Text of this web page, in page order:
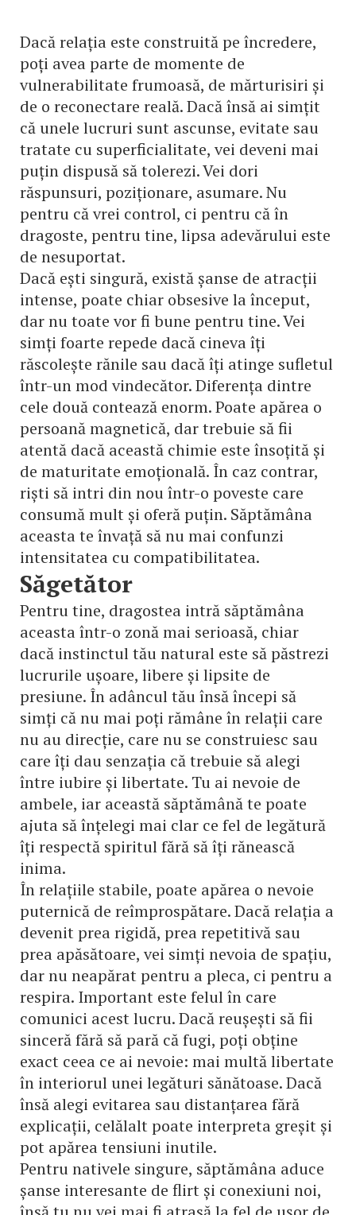
Dacă relația este construită pe încredere,
poți avea parte de momente de
vulnerabilitate frumoasă, de mărturisiri și
de o reconectare reală. Dacă însă ai simțit
că unele lucruri sunt ascunse, evitate sau
tratate cu superficialitate, vei deveni mai
puțin dispusă să tolerezi. Vei dori
răspunsuri, poziționare, asumare. Nu
pentru că vrei control, ci pentru că în
dragoste, pentru tine, lipsa adevărului este
de nesuportat.
Dacă ești singură, există șanse de atracții
intense, poate chiar obsesive la început,
dar nu toate vor fi bune pentru tine. Vei
simți foarte repede dacă cineva îți
răscolește rănile sau dacă îți atinge sufletul
într-un mod vindecător. Diferența dintre
cele două contează enorm. Poate apărea o
persoană magnetică, dar trebuie să fii
atentă dacă această chimie este însoțită și
de maturitate emoțională. În caz contrar,
riști să intri din nou într-o poveste care
consumă mult și oferă puțin. Săptămâna
aceasta te învață să nu mai confunzi
intensitatea cu compatibilitatea.
Săgetător
Pentru tine, dragostea intră săptămâna
aceasta într-o zonă mai serioasă, chiar
dacă instinctul tău natural este să păstrezi
lucrurile ușoare, libere și lipsite de
presiune. În adâncul tău însă începi să
simți că nu mai poți rămâne în relații care
nu au direcție, care nu se construiesc sau
care îți dau senzația că trebuie să alegi
între iubire și libertate. Tu ai nevoie de
ambele, iar această săptămână te poate
ajuta să înțelegi mai clar ce fel de legătură
îți respectă spiritul fără să îți rănească
inima.
În relațiile stabile, poate apărea o nevoie
puternică de reîmprospătare. Dacă relația a
devenit prea rigidă, prea repetitivă sau
prea apăsătoare, vei simți nevoia de spațiu,
dar nu neapărat pentru a pleca, ci pentru a
respira. Important este felul în care
comunici acest lucru. Dacă reușești să fii
sinceră fără să pară că fugi, poți obține
exact ceea ce ai nevoie: mai multă libertate
în interiorul unei legături sănătoase. Dacă
însă alegi evitarea sau distanțarea fără
explicații, celălalt poate interpreta greșit și
pot apărea tensiuni inutile.
Pentru nativele singure, săptămâna aduce
șanse interesante de flirt și conexiuni noi,